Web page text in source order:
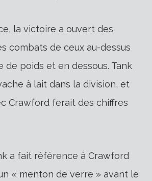
la victoire a ouvert des
combats de ceux au-dessus
de poids et en dessous. Tank
à lait dans la division, et
Crawford ferait des chiffres
a fait référence à Crawford
« menton de verre » avant le